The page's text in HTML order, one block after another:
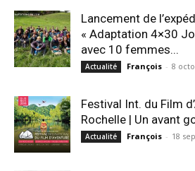
Lancement de
« Adaptation 4×30
avec 10 femmes...
Actualité François - 8
Festival Int. du Film
Rochelle | Un avant
Actualité François - 18